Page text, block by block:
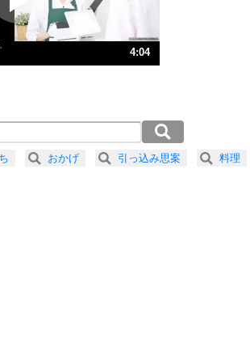
ストレス対策
人生、なんとかなるもの。
気楽に生きる30の方法
器の大きい人は、怒りを優しさで表現する。
プラス思考
4:04
2分2秒）
1分37秒）
1分21秒）
おかげ 引っ込み思案 料理